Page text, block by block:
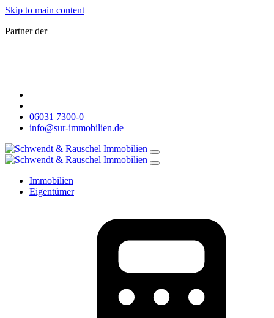
Skip to main content
Partner der
06031 7300-0
info@sur-immobilien.de
Immobilien
Eigentümer